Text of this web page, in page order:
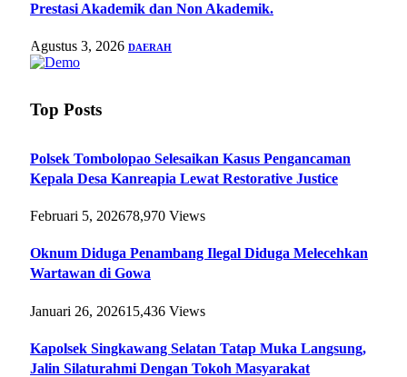
Prestasi Akademik dan Non Akademik.
Agustus 3, 2026 DAERAH
Top Posts
Polsek Tombolopao Selesaikan Kasus Pengancaman
Kepala Desa Kanreapia Lewat Restorative Justice
Februari 5, 202678,970 Views
Oknum Diduga Penambang Ilegal Diduga Melecehkan
Wartawan di Gowa
Januari 26, 202615,436 Views
Kapolsek Singkawang Selatan Tatap Muka Langsung,
Jalin Silaturahmi Dengan Tokoh Masyarakat